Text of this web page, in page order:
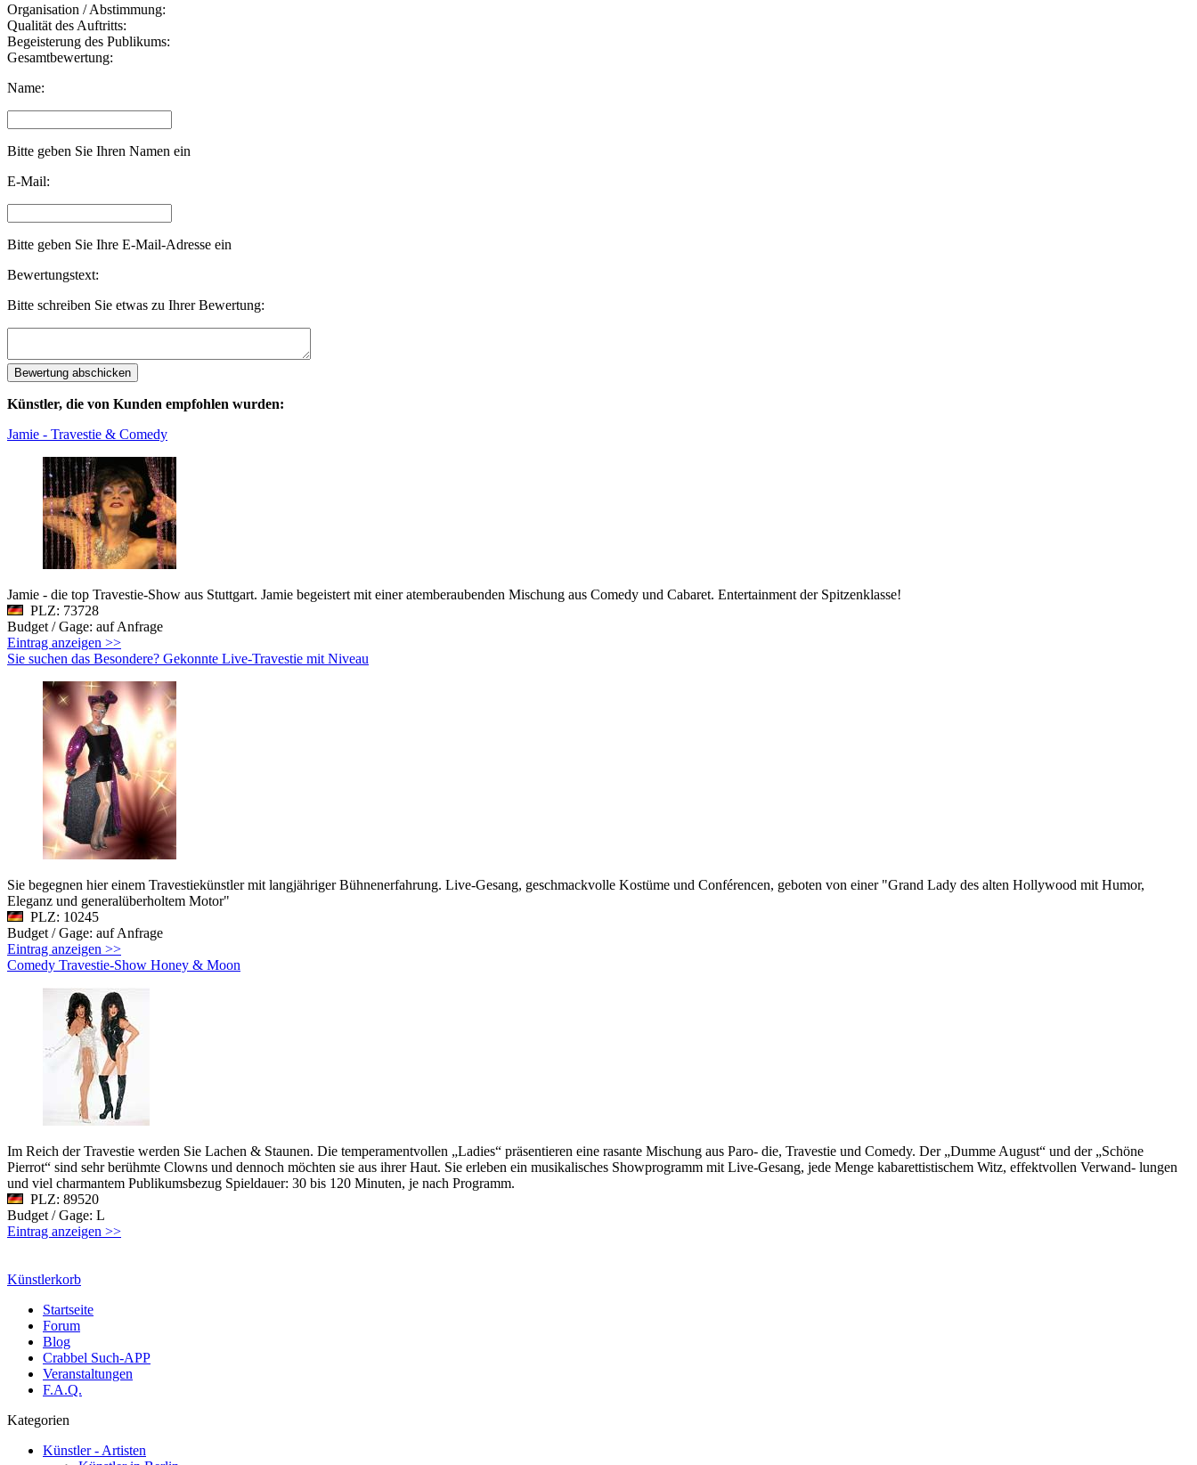
Organisation / Abstimmung:
Qualität des Auftritts:
Begeisterung des Publikums:
Gesamtbewertung:
Name:
Bitte geben Sie Ihren Namen ein
E-Mail:
Bitte geben Sie Ihre E-Mail-Adresse ein
Bewertungstext:
Bitte schreiben Sie etwas zu Ihrer Bewertung:
Künstler, die von Kunden empfohlen wurden:
Jamie - Travestie & Comedy
Jamie - die top Travestie-Show aus Stuttgart. Jamie begeistert mit einer atemberaubenden Mischung aus Comedy und Cabaret. Entertainment der Spitzenklasse!
PLZ: 73728
Budget / Gage: auf Anfrage
Eintrag anzeigen >>
Sie suchen das Besondere? Gekonnte Live-Travestie mit Niveau
Sie begegnen hier einem Travestiekünstler mit langjähriger Bühnenerfahrung. Live-Gesang, geschmackvolle Kostüme und Conférencen, geboten von einer "Grand Lady des alten Hollywood mit Humor,
Eleganz und generalüberholtem Motor"
PLZ: 10245
Budget / Gage: auf Anfrage
Eintrag anzeigen >>
Comedy Travestie-Show Honey & Moon
Im Reich der Travestie werden Sie Lachen & Staunen. Die temperamentvollen „Ladies“ präsentieren eine rasante Mischung aus Paro- die, Travestie und Comedy. Der „Dumme August“ und der „Schöne
Pierrot“ sind sehr berühmte Clowns und dennoch möchten sie aus ihrer Haut. Sie erleben ein musikalisches Showprogramm mit Live-Gesang, jede Menge kabarettistischem Witz, effektvollen Verwand- lungen
und viel charmantem Publikumsbezug Spieldauer: 30 bis 120 Minuten, je nach Programm.
PLZ: 89520
Budget / Gage: L
Eintrag anzeigen >>
Künstlerkorb
Startseite
Forum
Blog
Crabbel Such-APP
Veranstaltungen
F.A.Q.
Kategorien
Künstler - Artisten